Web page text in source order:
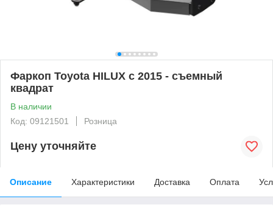
Фаркоп Toyota HILUX с 2015 - съемный
квадрат
В наличии
Код: 09121501
Розница
Цену уточняйте
Описание Характеристики Доставка Оплата